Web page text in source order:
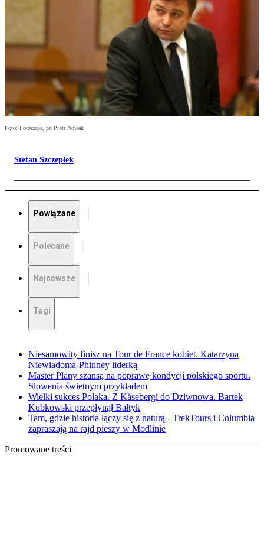
Foto: Fotorzepa, pn Piotr Nowak
Stefan Szczepłek
Powiązane
Polecane
Najnowsze
Tagi
Niesamowity finisz na Tour de France kobiet. Katarzyna
Niewiadoma-Phinney liderką
Master Plany szansą na poprawę kondycji polskiego sportu.
Słowenia świetnym przykładem
Wielki sukces Polaka. Z Kåsebergi do Dziwnowa. Bartek
Kubkowski przepłynął Bałtyk
Tam, gdzie historia łączy się z naturą - TrekTours i Columbia
zapraszają na rajd pieszy w Modlinie
Promowane treści